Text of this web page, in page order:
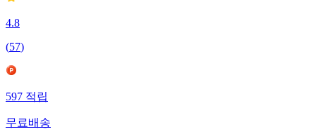
4.8
(57)
597적립
무료배송